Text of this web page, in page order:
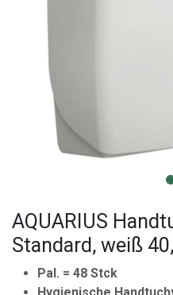
AQUARIUS
Standard, weiß
Pal. = 48 Stck
Hygienische